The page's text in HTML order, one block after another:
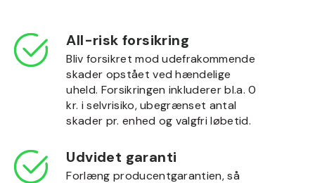
All-risk forsikring
Bliv forsikret mod udefrakommende
skader opstået ved hændelige
uheld. Forsikringen inkluderer bl.a. 0
kr. i selvrisiko, ubegrænset antal
skader pr. enhed og valgfri løbetid.
Udvidet garanti
Forlæng producentgarantien, så